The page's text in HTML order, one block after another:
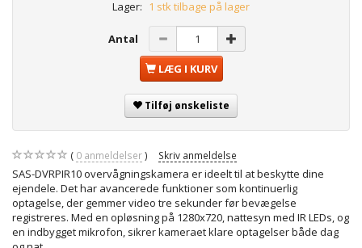
Lager: 1 stk tilbage på lager
Antal
LÆG I KURV
Tilføj ønskeliste
0 anmeldelser Skriv anmeldelse
SAS-DVRPIR10 overvågningskamera er ideelt til at beskytte dine
ejendele. Det har avancerede funktioner som kontinuerlig
optagelse, der gemmer video tre sekunder før bevægelse
registreres. Med en opløsning på 1280x720, nattesyn med IR LEDs, og
en indbygget mikrofon, sikrer kameraet klare optagelser både dag